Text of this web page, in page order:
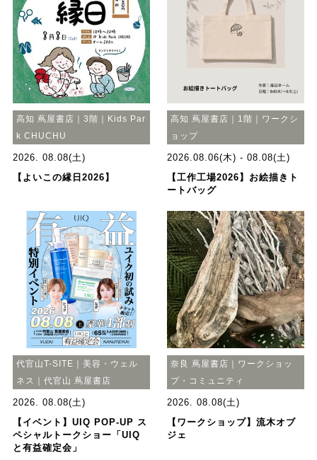
高知 蔦屋書店｜3階｜Kids Par
k CHUCHU
2026. 08.08(土)
【よいこの縁日2026】
高知 蔦屋書店｜1階｜ワークシ
ョップ
2026.08.06(木) - 08.08(土)
【工作工場2026】お絵描きト
ートバッグ
代官山T-SITE｜美容・ウェル
ネス｜代官山 蔦屋書店
2026. 08.08(土)
【イベント】UIQ POP-UP ス
ペシャルトークショー「UIQ
と有益確定会」
奈良 蔦屋書店｜ワークショッ
プ・コミュニティ
2026. 08.08(土)
【ワークショップ】流木オブ
ジェ